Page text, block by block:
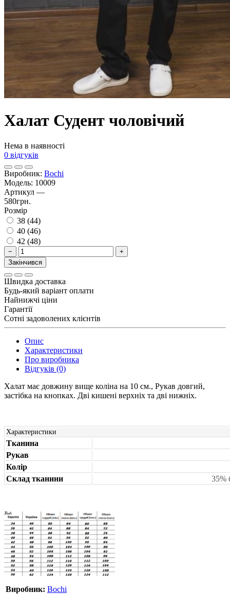
Халат Судент чоловічий
Нема в наявності
0 відгуків
Виробник: Bochi
Модель: 10009
Артикул —
580грн.
Розмір
38 (44)
40 (46)
42 (48)
−
+
Закінчився
Швидка доставка
Будь-який варіант оплати
Найнижчі ціни
Гарантії
Сотні задоволених клієнтів
Опис
Характеристики
Про виробника
Відгуків (0)
Халат має довжину вище коліна на 10 см., Рукав довгий,
застібка на кнопках. Дві кишені верхніх та дві нижніх.
Характеристики
Тканина
Рукав
Колір
Склад тканини
35%
Виробник: Bochi